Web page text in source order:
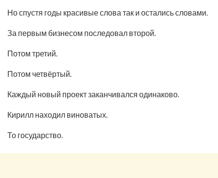
Но спустя годы красивые слова так и остались словами.
За первым бизнесом последовал второй.
Потом третий.
Потом четвёртый.
Каждый новый проект заканчивался одинаково.
Кирилл находил виноватых.
То государство.